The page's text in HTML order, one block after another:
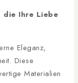
die Ihre Liebe
Eleganz,
Diese
Materialien